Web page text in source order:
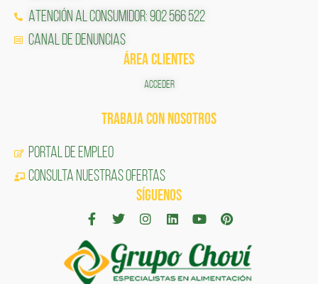
Atención al Consumidor: 902 566 522
Canal de Denuncias
ÁREA CLIENTES
ACCEDER
TRABAJA CON NOSOTROS
Portal de Empleo
CONSULTA NUESTRAS OFERTAS
SÍGUENOS